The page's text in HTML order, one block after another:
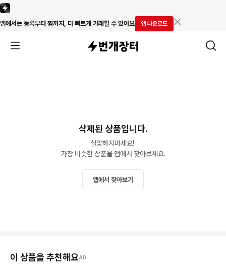
앱에서는 등록부터 찜까지, 더 빠르게 거래할 수 있어요 앱 다운로드
삭제된 상품입니다.
실망하지마세요!
가장 비슷한 상품을 앱에서 찾아보세요.
앱에서 찾아보기
이 상품을 추천해요AD